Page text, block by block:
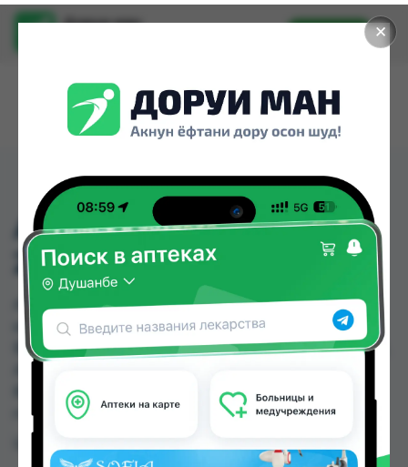
✕
Доруи ман
Установить
АНАЛЬГИН АМП. 50%
2МЛ №10
АНАЛЬГИН АМП. 50% 2МЛ №10 можно купить
или заказать в аптеках, Абубакри Карим, АЗИЗ
ВАКО , Алишер-К, Аптека + 24/7, Аптека Алфавит,
8.50 TJS до 10.90 TJS в Душанбе и других
городах Таджикистана